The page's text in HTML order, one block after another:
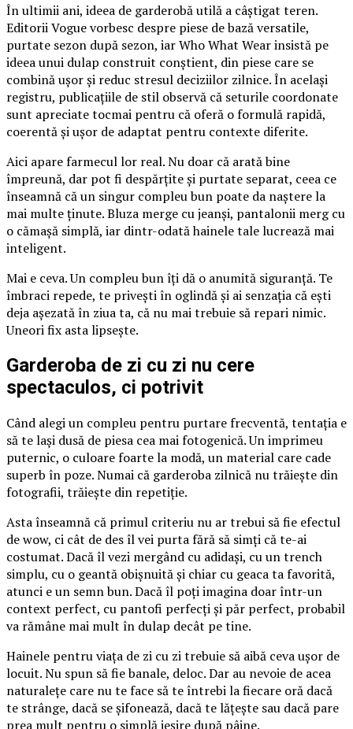
În ultimii ani, ideea de garderobă utilă a câștigat teren.
Editorii Vogue vorbesc despre piese de bază versatile,
purtate sezon după sezon, iar Who What Wear insistă pe
ideea unui dulap construit conștient, din piese care se
combină ușor și reduc stresul deciziilor zilnice. În același
registru, publicațiile de stil observă că seturile coordonate
sunt apreciate tocmai pentru că oferă o formulă rapidă,
coerentă și ușor de adaptat pentru contexte diferite.
Aici apare farmecul lor real. Nu doar că arată bine
împreună, dar pot fi despărțite și purtate separat, ceea ce
înseamnă că un singur compleu bun poate da naștere la
mai multe ținute. Bluza merge cu jeanși, pantalonii merg cu
o cămașă simplă, iar dintr-odată hainele tale lucrează mai
inteligent.
Mai e ceva. Un compleu bun îți dă o anumită siguranță. Te
îmbraci repede, te privești în oglindă și ai senzația că ești
deja așezată în ziua ta, că nu mai trebuie să repari nimic.
Uneori fix asta lipsește.
Garderoba de zi cu zi nu cere
spectaculos, ci potrivit
Când alegi un compleu pentru purtare frecventă, tentația e
să te lași dusă de piesa cea mai fotogenică. Un imprimeu
puternic, o culoare foarte la modă, un material care cade
superb în poze. Numai că garderoba zilnică nu trăiește din
fotografii, trăiește din repetiție.
Asta înseamnă că primul criteriu nu ar trebui să fie efectul
de wow, ci cât de des îl vei purta fără să simți că te-ai
costumat. Dacă îl vezi mergând cu adidași, cu un trench
simplu, cu o geantă obișnuită și chiar cu geaca ta favorită,
atunci e un semn bun. Dacă îl poți imagina doar într-un
context perfect, cu pantofi perfecți și păr perfect, probabil
va rămâne mai mult în dulap decât pe tine.
Hainele pentru viața de zi cu zi trebuie să aibă ceva ușor de
locuit. Nu spun să fie banale, deloc. Dar au nevoie de acea
naturalețe care nu te face să te întrebi la fiecare oră dacă
te strânge, dacă se șifonează, dacă te lățește sau dacă pare
prea mult pentru o simplă ieșire după pâine.